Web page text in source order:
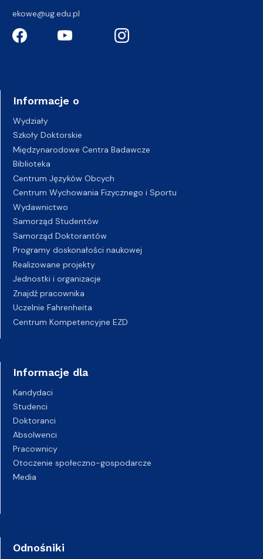
ekowe@ug.edu.pl
Informacje o
Wydziały
Szkoły Doktorskie
Międzynarodowe Centra Badawcze
Biblioteka
Centrum Języków Obcych
Centrum Wychowania Fizycznego i Sportu
Wydawnictwo
Samorząd Studentów
Samorząd Doktorantów
Programy doskonałości naukowej
Realizowane projekty
Jednostki i organizacje
Znajdź pracownika
Uczelnie Fahrenheita
Centrum Kompetencyjne EZD
Informacje dla
Kandydaci
Studenci
Doktoranci
Absolwenci
Pracownicy
Otoczenie społeczno-gospodarcze
Media
Odnośniki